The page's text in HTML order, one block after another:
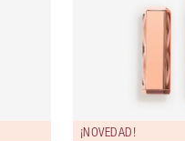
¡NOVEDAD!